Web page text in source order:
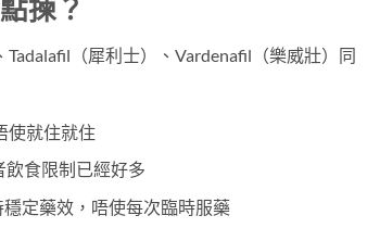
揀？
（犀利士）、Vardenafil（樂威壯）同
使就住就住
食限制已經好多
定藥效，唔使每次臨時服藥